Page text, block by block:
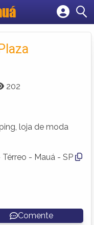
202
loja de moda
Térreo - Mauá - SP
Comente